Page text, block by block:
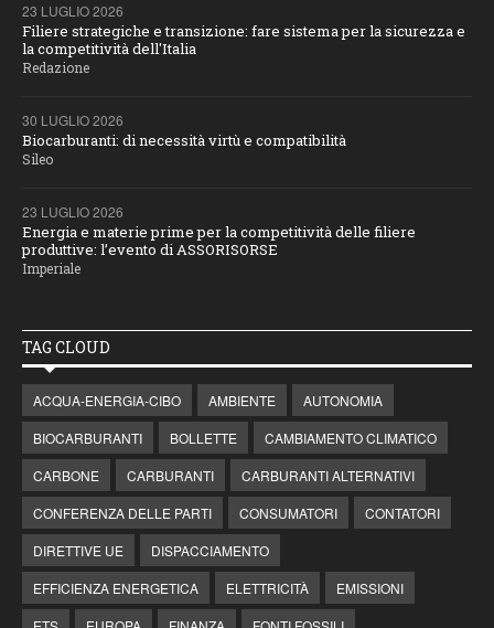
23 LUGLIO 2026
Filiere strategiche e transizione: fare sistema per la sicurezza e
la competitività dell'Italia
Redazione
30 LUGLIO 2026
Biocarburanti: di necessità virtù e compatibilità
Sileo
23 LUGLIO 2026
Energia e materie prime per la competitività delle filiere
produttive: l’evento di ASSORISORSE
Imperiale
TAG CLOUD
ACQUA-ENERGIA-CIBO AMBIENTE
AUTONOMIA
BIOCARBURANTI
BOLLETTE
CAMBIAMENTO CLIMATICO
CARBONE
CARBURANTI
CARBURANTI ALTERNATIVI
CONFERENZA DELLE PARTI
CONSUMATORI
CONTATORI
DIRETTIVE UE
DISPACCIAMENTO
EFFICIENZA ENERGETICA
ELETTRICITÀ
EMISSIONI